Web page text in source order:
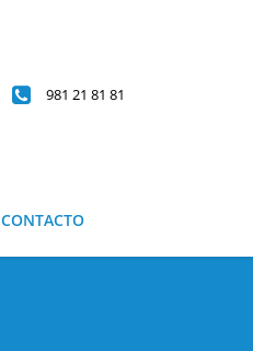
981 21 81 81
CONTACTO